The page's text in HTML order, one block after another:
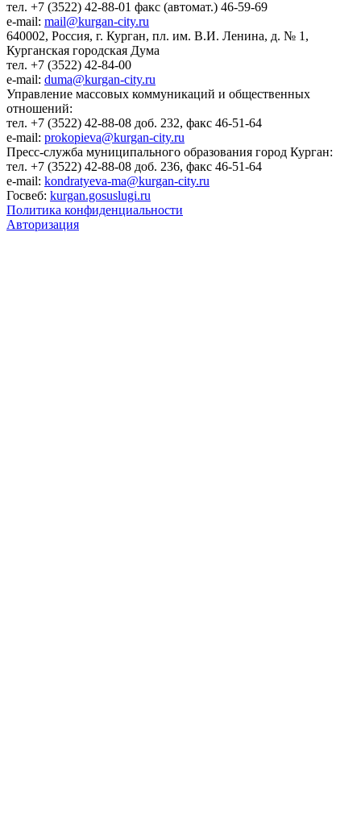
тел. +7 (3522) 42-88-01 факс (автомат.) 46-59-69
e-mail: mail@kurgan-city.ru
640002, Россия, г. Курган, пл. им. В.И. Ленина, д. № 1,
Курганская городская Дума
тел. +7 (3522) 42-84-00
e-mail: duma@kurgan-city.ru
Управление массовых коммуникаций и общественных
отношений:
тел. +7 (3522) 42-88-08 доб. 232, факс 46-51-64
e-mail: prokopieva@kurgan-city.ru
Пресс-служба муниципального образования город Курган:
тел. +7 (3522) 42-88-08 доб. 236, факс 46-51-64
e-mail: kondratyeva-ma@kurgan-city.ru
Госвеб: kurgan.gosuslugi.ru
Политика конфиденциальности
Авторизация